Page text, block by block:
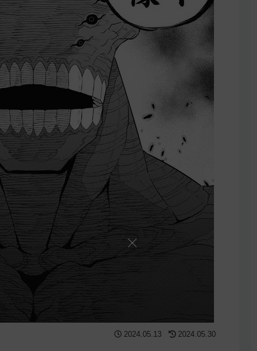
2024.05.13 2024.05.30